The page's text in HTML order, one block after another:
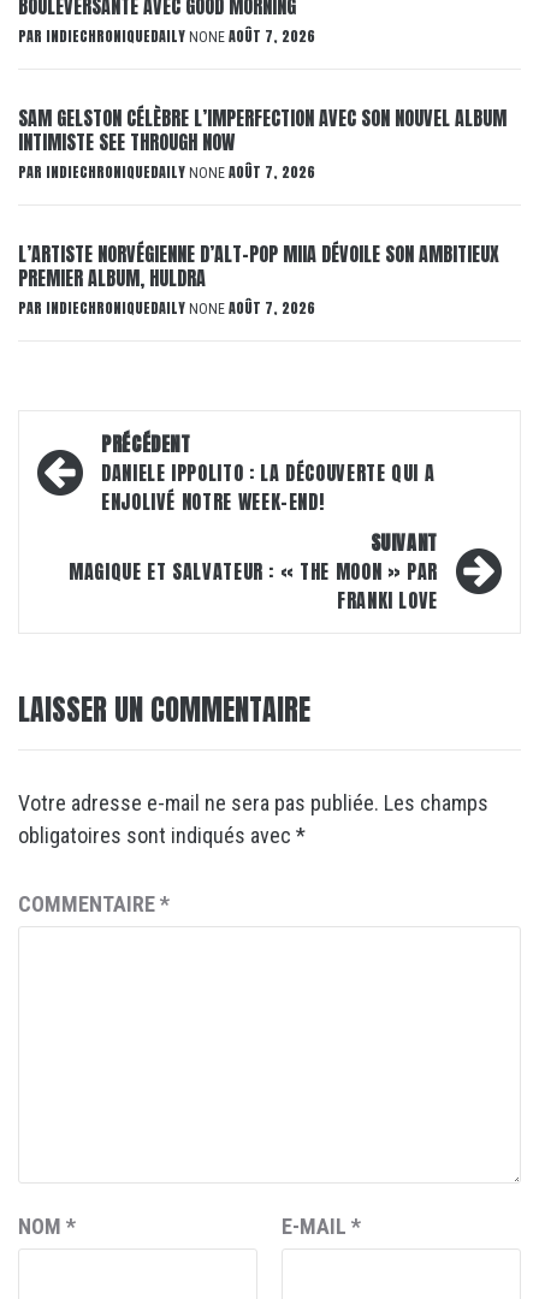
BOULEVERSANTE AVEC GOOD MORNING
PAR INDIECHRONIQUEDAILY NONE AOÛT 7, 2026
SAM GELSTON CÉLÈBRE L’IMPERFECTION AVEC SON NOUVEL ALBUM
INTIMISTE SEE THROUGH NOW
PAR INDIECHRONIQUEDAILY NONE AOÛT 7, 2026
L’ARTISTE NORVÉGIENNE D’ALT-POP MIIA DÉVOILE SON AMBITIEUX
PREMIER ALBUM, HULDRA
PAR INDIECHRONIQUEDAILY NONE AOÛT 7, 2026
Navigation
d’article
PRÉCÉDENT
DANIELE IPPOLITO : LA DÉCOUVERTE QUI A
ENJOLIVÉ NOTRE WEEK-END!
SUIVANT
MAGIQUE ET SALVATEUR : « THE MOON » PAR
FRANKI LOVE
LAISSER UN COMMENTAIRE
Votre adresse e-mail ne sera pas publiée. Les champs
obligatoires sont indiqués avec *
COMMENTAIRE*
NOM * E-MAIL *